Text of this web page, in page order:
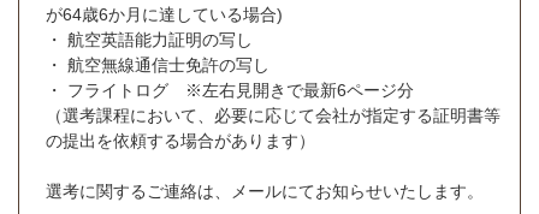
が64歳6か月に達している場合)
・ 航空英語能力証明の写し
・ 航空無線通信士免許の写し
・ フライトログ ※左右見開きで最新6ページ分
（選考課程において、必要に応じて会社が指定する証明書等
の提出を依頼する場合があります）
選考に関するご連絡は、メールにてお知らせいたします。